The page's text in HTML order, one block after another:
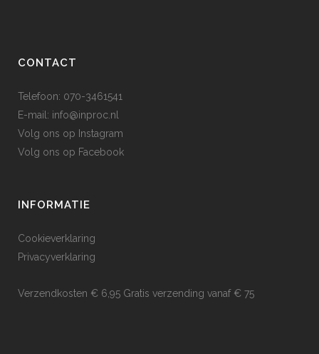
CONTACT
Telefoon: 070-3461541
E-mail: info@inproc.nl
Volg ons op Instagram
Volg ons op Facebook
INFORMATIE
Cookieverklaring
Privacyverklaring
Verzendkosten € 6,95 Gratis verzending vanaf € 75